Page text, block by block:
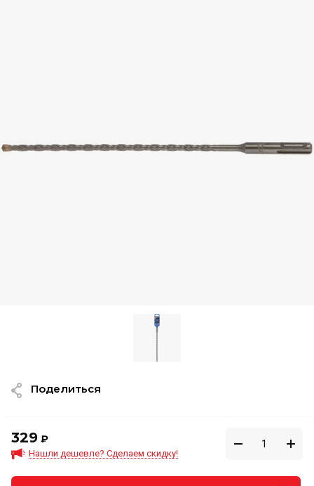
329 ₽
Нашли дешевле? Сделаем скидку!
Поделиться